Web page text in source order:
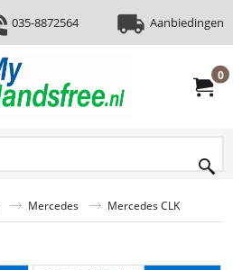
035-8872564 Aanbiedingen
0
Mercedes Mercedes CLK